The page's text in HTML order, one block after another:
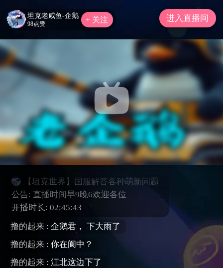
系统提示：哔哩哔哩直播内容及互动评论
须严格遵守直播规范，严禁传播违法违
规、低俗血暴、吸烟酗酒、造谣诈骗等不
良有害信息。如有违规，平台将对违规直
播间或账号进行相应的处罚！注意理性打
赏，严禁未成年人直播或打赏。请勿轻信
各类招聘征婚、代练代抽、刷钻、购买礼
包码、游戏币等广告信息，且如主播在推
广商品中诱导私下交易，请谨慎判断，以
免上当受骗。
【坦克世界】国服解答各种萌新问题
公告: 直播时间早9晚6欢迎各位
开播时长: 02:45:43
撸的起来 :企鹅君， 下大雨了
撸的起来 :你在阆中？
撸的起来 :江北这边下了
坦克老咸鱼-企鹅
98点赞 + 关注 进入直播间